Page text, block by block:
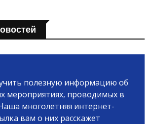
полезную информацию об
мероприятиях, проводимых в
многолетняя интернет-
вам о них расскажет